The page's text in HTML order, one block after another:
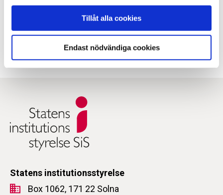
Tillåt alla cookies
Endast nödvändiga cookies
Facebook X E-post
Kopiera URL
Statens institutionsstyrelse
Box 1062, 171 22 Solna